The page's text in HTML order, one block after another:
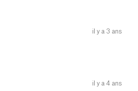
il y a 3 ans
il y a 4 ans